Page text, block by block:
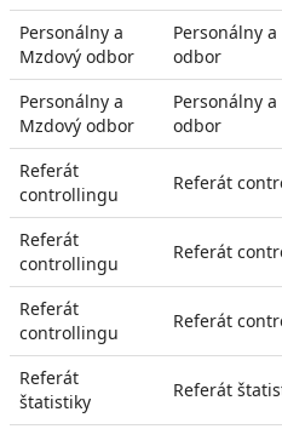
Personálny a
Mzdový odbor
Personálny
odbor
Personálny a
Mzdový odbor
Personálny
odbor
Referát
controllingu
Referát
Referát
controllingu
Referát
Referát
controllingu
Referát
Referát
štatistiky
Referát